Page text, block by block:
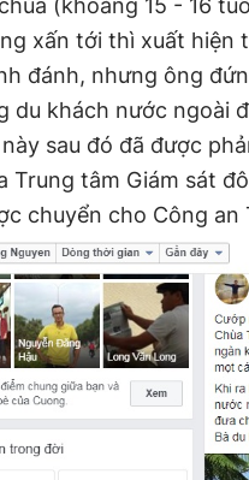
(khoảng 15 - 16
xấn tới thì xuất hiện
đánh, nhưng ông
du khách nước ngoài
sau đó đã được
Trung tâm Giám sát
chuyển cho Công an